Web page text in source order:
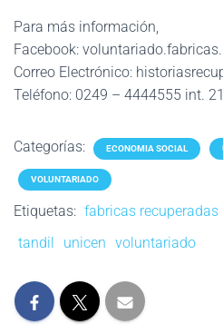
Para más información,
Facebook:
Correo Electrónico:
Teléfono: 0249 – 4444555 int.
Categorías: ECONOMIA SOCIAL
VOLUNTARIADO
Etiquetas: fabricas recuperadas
tandil
unicen voluntariado